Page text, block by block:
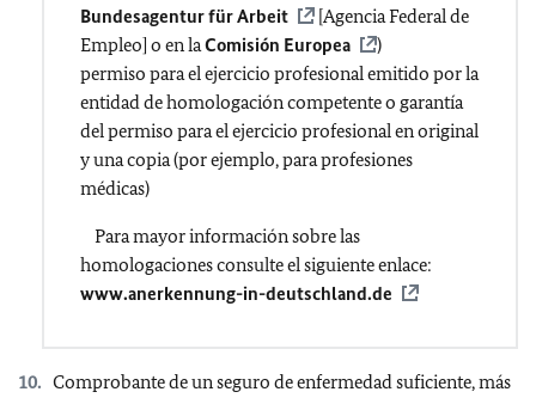
Bundesagentur für Arbeit
[Agencia Federal de
Empleo] o en laComisión Europea
)
permiso para el ejercicio profesional emitido por la
entidad de homologación competente o garantía
del permiso para el ejercicio profesional en original
y una copia (por ejemplo, para profesiones
médicas)
Para mayor información sobre las
homologaciones consulte el siguiente enlace:
www.anerkennung-in-deutschland.de
Comprobante de un seguro de enfermedad suficiente, más